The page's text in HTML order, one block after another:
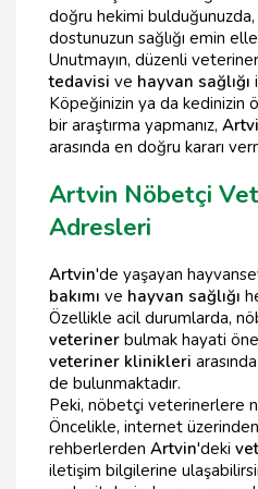
doğru hekimi bulduğunuzda,
dostunuzun sağlığı emin
Unutmayın, düzenli
tedavisi ve hayvan sağlığı
Köpeğinizin ya da kedinizin
bir araştırma yapmanız,
arasında en doğru kararı
Artvin Nöbetçi
Adresleri
Artvin'de yaşayan
bakımı ve hayvan sağlığı
Özellikle acil durumlarda,
veteriner bulmak hayati
veteriner klinikleri
de bulunmaktadır.
Peki, nöbetçi veterinerlere
Öncelikle, internet
rehberlerden Artvin'deki
iletişim bilgilerine